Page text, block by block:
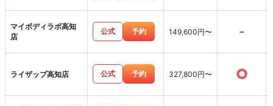
マイボディラボ高知
店
公式 予約 149,600円〜 -
ライザップ高知店 公式 予約 327,800円〜 ○